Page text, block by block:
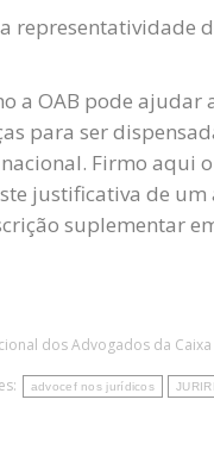
OAB pode ajudar
para ser
Firmo aqui
justificativa de
suplementar
dos Advogados da
advocef nos jurídicos